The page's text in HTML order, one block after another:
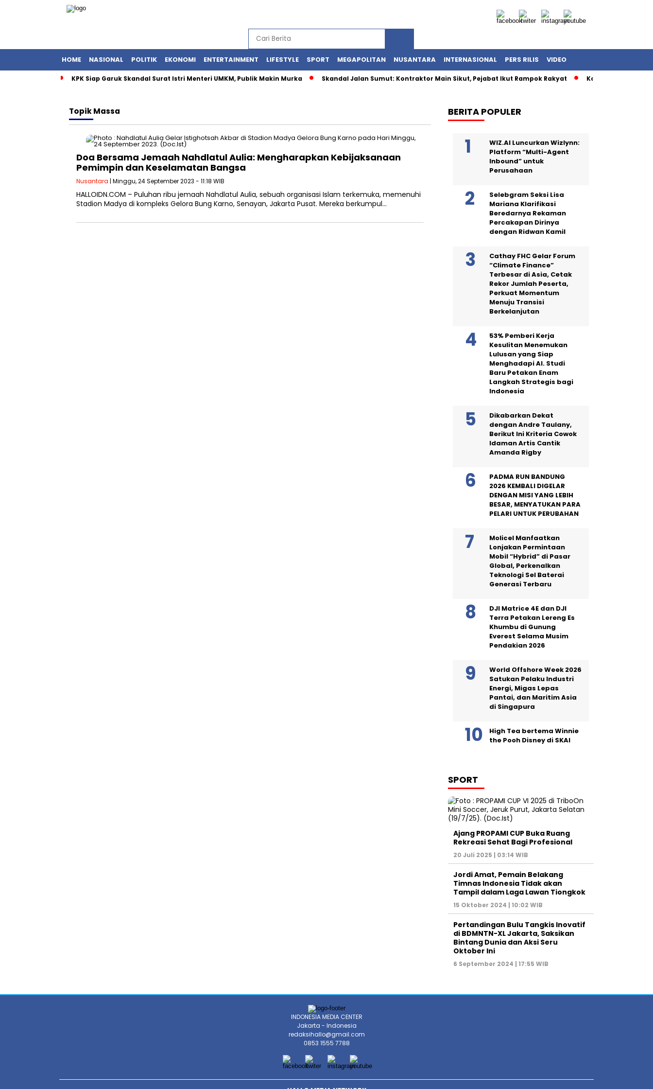
HOME NASIONAL POLITIK EKONOMI ENTERTAINMENT LIFESTYLE SPORT MEGAPOLITAN NUSANTARA INTERNASIONAL PERS RILIS VIDEO
KPK Siap Garuk Skandal Surat Istri Menteri UMKM, Publik Makin Murka Skandal Jalan Sumut: Kontraktor Main Sikut, Pejabat Ikut Rampok Rakyat Kasus Korupsi
TopikMassa
Doa Bersama Jemaah Nahdlatul Aulia: Mengharapkan Kebijaksanaan
Pemimpin dan Keselamatan Bangsa
Nusantara | Minggu, 24 September 2023 - 11:18 WIB
HALLOIDN.COM – Puluhan ribu jemaah Nahdlatul Aulia, sebuah organisasi Islam terkemuka, memenuhi
Stadion Madya di kompleks Gelora Bung Karno, Senayan, Jakarta Pusat. Mereka berkumpul…
BERITA POPULER
WIZ.AI Luncurkan Wizlynn:
Platform “Multi-Agent
Inbound” untuk
Perusahaan
Selebgram Seksi Lisa
Mariana Klarifikasi
Beredarnya Rekaman
Percakapan Dirinya
dengan Ridwan Kamil
Cathay FHC Gelar Forum
“Climate Finance”
Terbesar di Asia, Cetak
Rekor Jumlah Peserta,
Perkuat Momentum
Menuju Transisi
Berkelanjutan
53% Pemberi Kerja
Kesulitan Menemukan
Lulusan yang Siap
Menghadapi AI. Studi
Baru Petakan Enam
Langkah Strategis bagi
Indonesia
Dikabarkan Dekat
dengan Andre Taulany,
Berikut Ini Kriteria Cowok
Idaman Artis Cantik
Amanda Rigby
PADMA RUN BANDUNG
2026 KEMBALI DIGELAR
DENGAN MISI YANG LEBIH
BESAR, MENYATUKAN PARA
PELARI UNTUK PERUBAHAN
Molicel Manfaatkan
Lonjakan Permintaan
Mobil “Hybrid” di Pasar
Global, Perkenalkan
Teknologi Sel Baterai
Generasi Terbaru
DJI Matrice 4E dan DJI
Terra Petakan Lereng Es
Khumbu di Gunung
Everest Selama Musim
Pendakian 2026
World Offshore Week 2026
Satukan Pelaku Industri
Energi, Migas Lepas
Pantai, dan Maritim Asia
di Singapura
High Tea bertema Winnie
the Pooh Disney di SKAI
SPORT
Ajang PROPAMI CUP Buka Ruang
Rekreasi Sehat Bagi Profesional
20 Juli 2025 | 03:14 WIB
Jordi Amat, Pemain Belakang
Timnas Indonesia Tidak akan
Tampil dalam Laga Lawan Tiongkok
15 Oktober 2024 | 10:02 WIB
Pertandingan Bulu Tangkis Inovatif
di BDMNTN-XL Jakarta, Saksikan
Bintang Dunia dan Aksi Seru
Oktober Ini
6 September 2024 | 17:55 WIB
INDONESIA MEDIA CENTER
Jakarta - Indonesia
redaksihallo@gmail.com
0853 1555 7788